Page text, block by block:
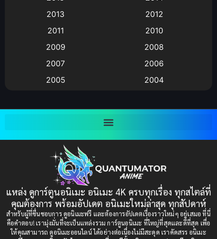
(9)
Big tits (นมใหญ่)
Bitch (ผู้หญิงร่าน)
Bondage (ทาส)(1)
(1)
Censored (เซ็นเซอร์)(19)
Comedy (ตลก)(235)
2013
2012
2011
2010
2009
2008
2007
2006
2005
2004
1997
1993
1991
1989
1988
1987
1985
1984
1983
แหล่ง ดูการ์ตูนอนิเมะ อนิเมะ 4K ครบทุกเรื่อง ทุกสไตล์ที่
คุณต้องการ พร้อมอัปเดต อนิเมะใหม่ล่าสุด ทุกสัปดาห์
สำหรับผู้ที่ชื่นชอบการ ดูอนิเมะฟรี และต้องการอัปเดตเรื่องราวใหม่ๆ อยู่เสมอ ที่นี่
คือคำตอบ! เรามุ่งมั่นที่จะเป็นแหล่งรวม การ์ตูนอนิเมะ ที่ใหญ่ที่สุดและดีที่สุด เพื่อ
ให้คุณสามารถ ดูอนิเมะออนไลน์ ได้อย่างต่อเนื่องไม่มีสะดุด เราคัดสรร อนิเมะ